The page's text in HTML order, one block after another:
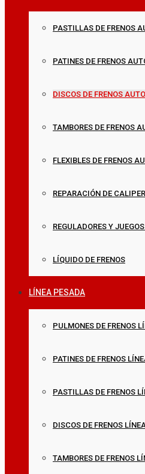
PASTILLAS DE FRENOS
PATINES DE FRENOS
DISCOS DE FRENOS
TAMBORES DE FRENOS
FLEXIBLES DE FRENOS
REPARACIÓN DE CALIPER
REGULADORES Y
LÍQUIDO DE FRENOS
LÍNEA PESADA
PULMONES DE FRENOS
PATINES DE FRENOS
PASTILLAS DE FRENOS
DISCOS DE FRENOS
TAMBORES DE FRENOS